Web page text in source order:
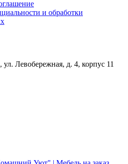
и обработки
Левобережная, д. 4, корпус 11